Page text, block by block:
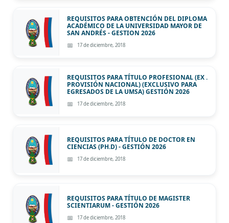
REQUISITOS PARA OBTENCIÓN DEL DIPLOMA
ACADÉMICO DE LA UNIVERSIDAD MAYOR DE
SAN ANDRÉS - GESTION 2026
17 de diciembre, 2018
REQUISITOS PARA TÍTULO PROFESIONAL (EX .
PROVISIÓN NACIONAL) (EXCLUSIVO PARA
EGRESADOS DE LA UMSA) GESTIÓN 2026
17 de diciembre, 2018
REQUISITOS PARA TÍTULO DE DOCTOR EN
CIENCIAS (PH.D) - GESTIÓN 2026
17 de diciembre, 2018
REQUISITOS PARA TÍTULO DE MAGISTER
SCIENTIARUM - GESTIÓN 2026
17 de diciembre, 2018